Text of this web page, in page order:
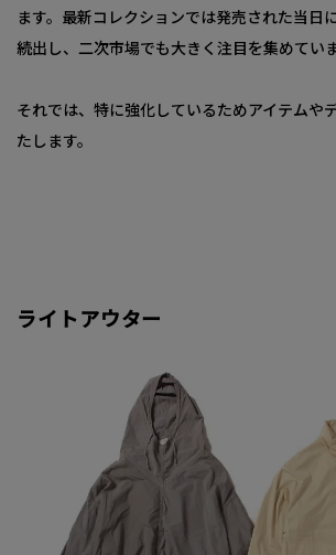
ます。最新コレクションでは発売された当日
続出し、二次市場でも大きく注目を集めていま
それでは、特に強化しているためアイテムや
たします。
ライトアウター